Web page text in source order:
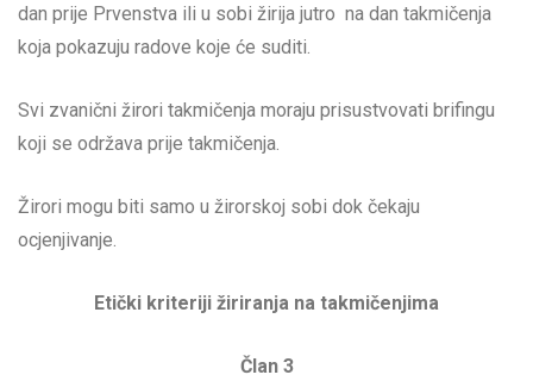
dan prije Prvenstva ili u sobi žirija jutro na dan takmičenja
koja pokazuju radove koje će suditi.
Svi zvanični žirori takmičenja moraju prisustvovati brifingu
koji se održava prije takmičenja.
Žirori mogu biti samo u žirorskoj sobi dok čekaju
ocjenjivanje.
Etički kriteriji žiriranja na takmičenjima
Član 3